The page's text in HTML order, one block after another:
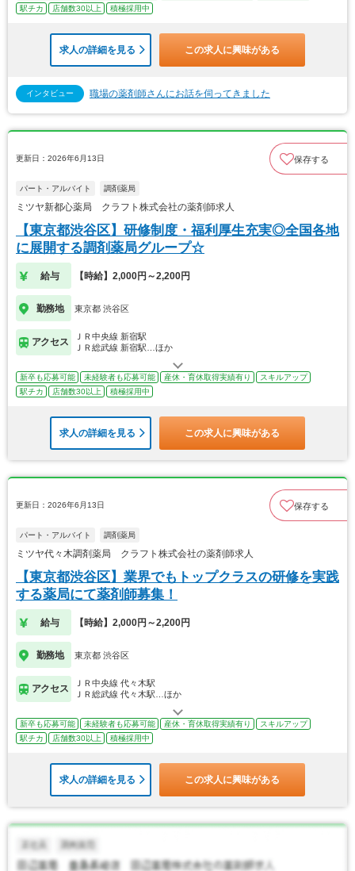
駅チカ
店舗数30以上 積極採用中
求人の詳細を見る この求人に興味がある
インタビュー 職場の薬剤師さんにお話を伺ってきました
更新日：2026年6月13日 保存する
パート・アルバイト 調剤薬局
ミツヤ新都心薬局 クラフト株式会社の薬剤師求人
【東京都渋谷区】研修制度・福利厚生充実◎全国各地
に展開する調剤薬局グループ☆
給与 【時給】2,000円～2,200円
勤務地 東京都 渋谷区
アクセス
ＪＲ中央線 新宿駅
ＪＲ総武線 新宿駅…ほか
新卒も応募可能 未経験者も応募可能 産休・育休取得実績有り
スキルアップ
駅チカ
店舗数30以上 積極採用中
求人の詳細を見る この求人に興味がある
更新日：2026年6月13日 保存する
パート・アルバイト 調剤薬局
ミツヤ代々木調剤薬局 クラフト株式会社の薬剤師求人
【東京都渋谷区】業界でもトップクラスの研修を実践
する薬局にて薬剤師募集！
給与 【時給】2,000円～2,200円
勤務地 東京都 渋谷区
アクセス
ＪＲ中央線 代々木駅
ＪＲ総武線 代々木駅…ほか
新卒も応募可能 未経験者も応募可能 産休・育休取得実績有り
スキルアップ
駅チカ
店舗数30以上 積極採用中
求人の詳細を見る この求人に興味がある